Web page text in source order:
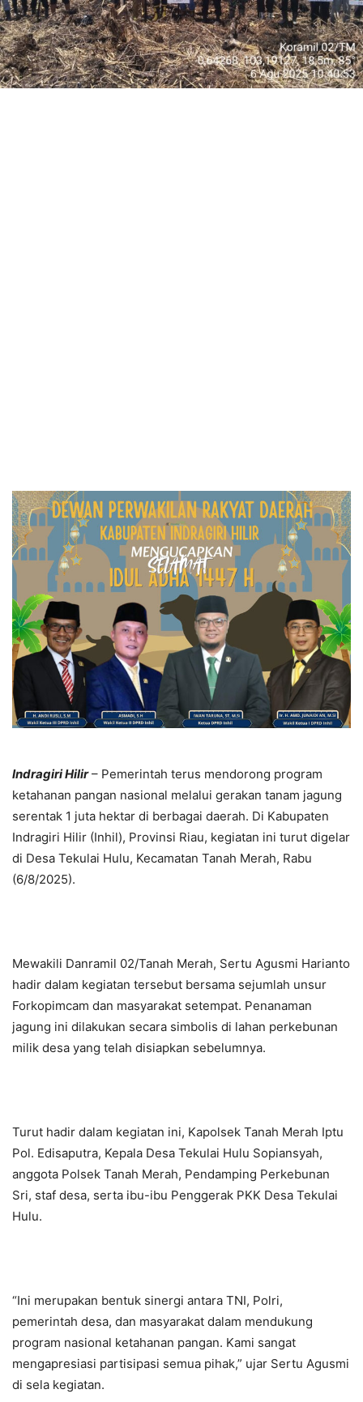
Indragiri Hilir– Pemerintah terus mendorong program
ketahanan pangan nasional melalui gerakan tanam jagung
serentak 1 juta hektar di berbagai daerah. Di Kabupaten
Indragiri Hilir (Inhil), Provinsi Riau, kegiatan ini turut digelar
di Desa Tekulai Hulu, Kecamatan Tanah Merah, Rabu
(6/8/2025).
Mewakili Danramil 02/Tanah Merah, Sertu Agusmi Harianto
hadir dalam kegiatan tersebut bersama sejumlah unsur
Forkopimcam dan masyarakat setempat. Penanaman
jagung ini dilakukan secara simbolis di lahan perkebunan
milik desa yang telah disiapkan sebelumnya.
Turut hadir dalam kegiatan ini, Kapolsek Tanah Merah Iptu
Pol. Edisaputra, Kepala Desa Tekulai Hulu Sopiansyah,
anggota Polsek Tanah Merah, Pendamping Perkebunan
Sri, staf desa, serta ibu-ibu Penggerak PKK Desa Tekulai
Hulu.
“Ini merupakan bentuk sinergi antara TNI, Polri,
pemerintah desa, dan masyarakat dalam mendukung
program nasional ketahanan pangan. Kami sangat
mengapresiasi partisipasi semua pihak,” ujar Sertu Agusmi
di sela kegiatan.